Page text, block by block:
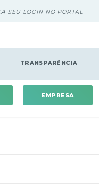
SEU LOGIN NO PORTAL
TRANSPARÊNCIA
EMPRESA